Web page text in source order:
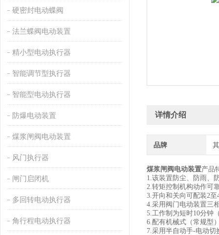
硬密封电动蝶阀
法兰蝶阀电动装置
精小型电动执行器
智能调节型执行器
智能型电动执行器
防爆电动装置
煤浆闸阀电动装置
风门执行器
闸门启闭机
多回转电动执行器
角行程电动执行器
详情介绍
品牌
煤浆闸阀电动装置产品
1.该装置防尘、防雨、
2.转矩控制机构动作可
3.开向和关向可配装2
4.采用阀门电动装置三
5.工作制为短时10分钟
6.配有机械式（常规型
7.采用半自动手-电动